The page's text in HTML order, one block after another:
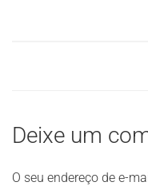
Deixe um
O seu endereço de e-